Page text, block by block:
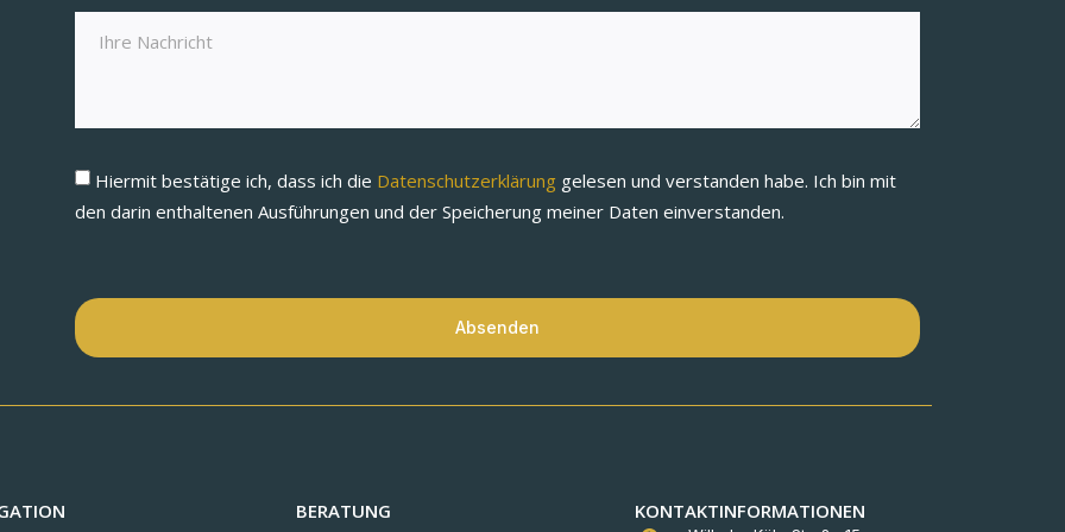
Hiermit bestätige ich, dass ich die Datenschutzerklärung gelesen und verstanden habe. Ich bin mit
den darin enthaltenen Ausführungen und der Speicherung meiner Daten einverstanden.
Absenden
BERATUNG
KONTAKTINFORMATIONEN